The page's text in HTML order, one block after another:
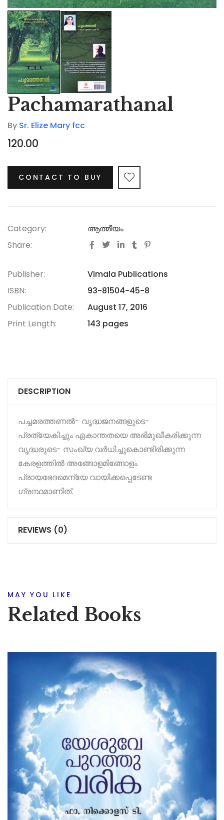
Pachamarathanal
By Sr. Elize Mary fcc
120.00
CONTACT TO BUY
Category:
ആത്മീയം
Share:
Publisher:
Vimala Publications
ISBN:
93-81504-45-8
Publication Date:
August 17, 2016
Print Length:
143 pages
DESCRIPTION
പച്ചമരത്തണല്‍- വൃദ്ധജനങ്ങളുടെ-
പ്രത്യേകിച്ചും ഏകാന്തതയെ അഭിമുഖീകരിക്കുന്ന
വൃദ്ധരുടെ- സംഖ്യ വര്‍ധിച്ചുകൊണ്ടിരിക്കുന്ന
കേരളത്തില്‍ അങ്ങോളമിങ്ങോളം
പ്രായഭേദമെന്യേ വായിക്കപ്പെടേണ്ട
ഗ്രന്ഥമാണിത്.
REVIEWS (0)
MAY YOU LIKE
Related Books